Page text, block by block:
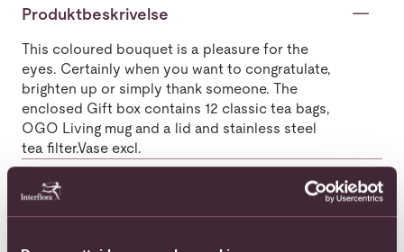
Produktbeskrivelse
This coloured bouquet is a pleasure for the
eyes. Certainly when you want to congratulate,
brighten up or simply thank someone. The
enclosed Gift box contains 12 classic tea bags,
OGO Living mug and a lid and stainless steel
tea filter.Vase excl.